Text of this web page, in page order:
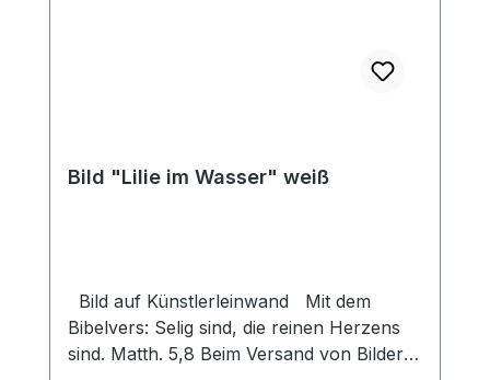
Bild "Lilie im Wasser" weiß
Bild auf Künstlerleinwand Mit dem
Bibelvers: Selig sind, die reinen Herzens
sind. Matth. 5,8 Beim Versand von Bildern